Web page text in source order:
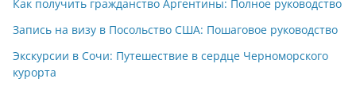
ni
ki
т
ь
Как получить гражданство Аргентины: Полное руководство
Запись на визу в Посольство США: Пошаговое руководство
Экскурсии в Сочи: Путешествие в сердце Черноморского
курорта